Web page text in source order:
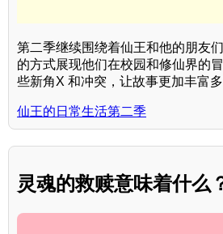
第二季继续围绕着仙王和他的朋友
的方式展现他们在校园和修仙界的
些新角X 和冲突，让故事更加丰富多
仙王的日常生活第二季
灵魂的救赎意味着什么